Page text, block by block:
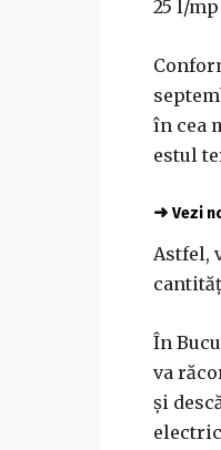
25 l/
în cea
estul
➜ Vezi
Astfel,
În
va
şi